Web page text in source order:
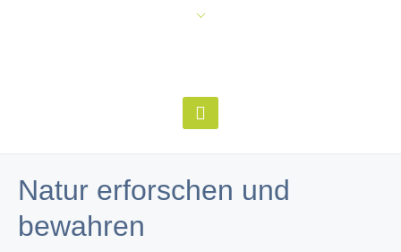
Natur erforschen und
bewahren